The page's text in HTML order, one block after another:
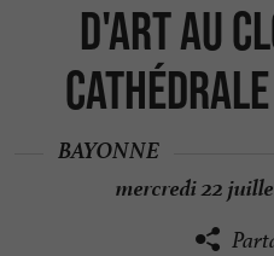
d'art au
cathédrale
BAYONNE
mercredi 22